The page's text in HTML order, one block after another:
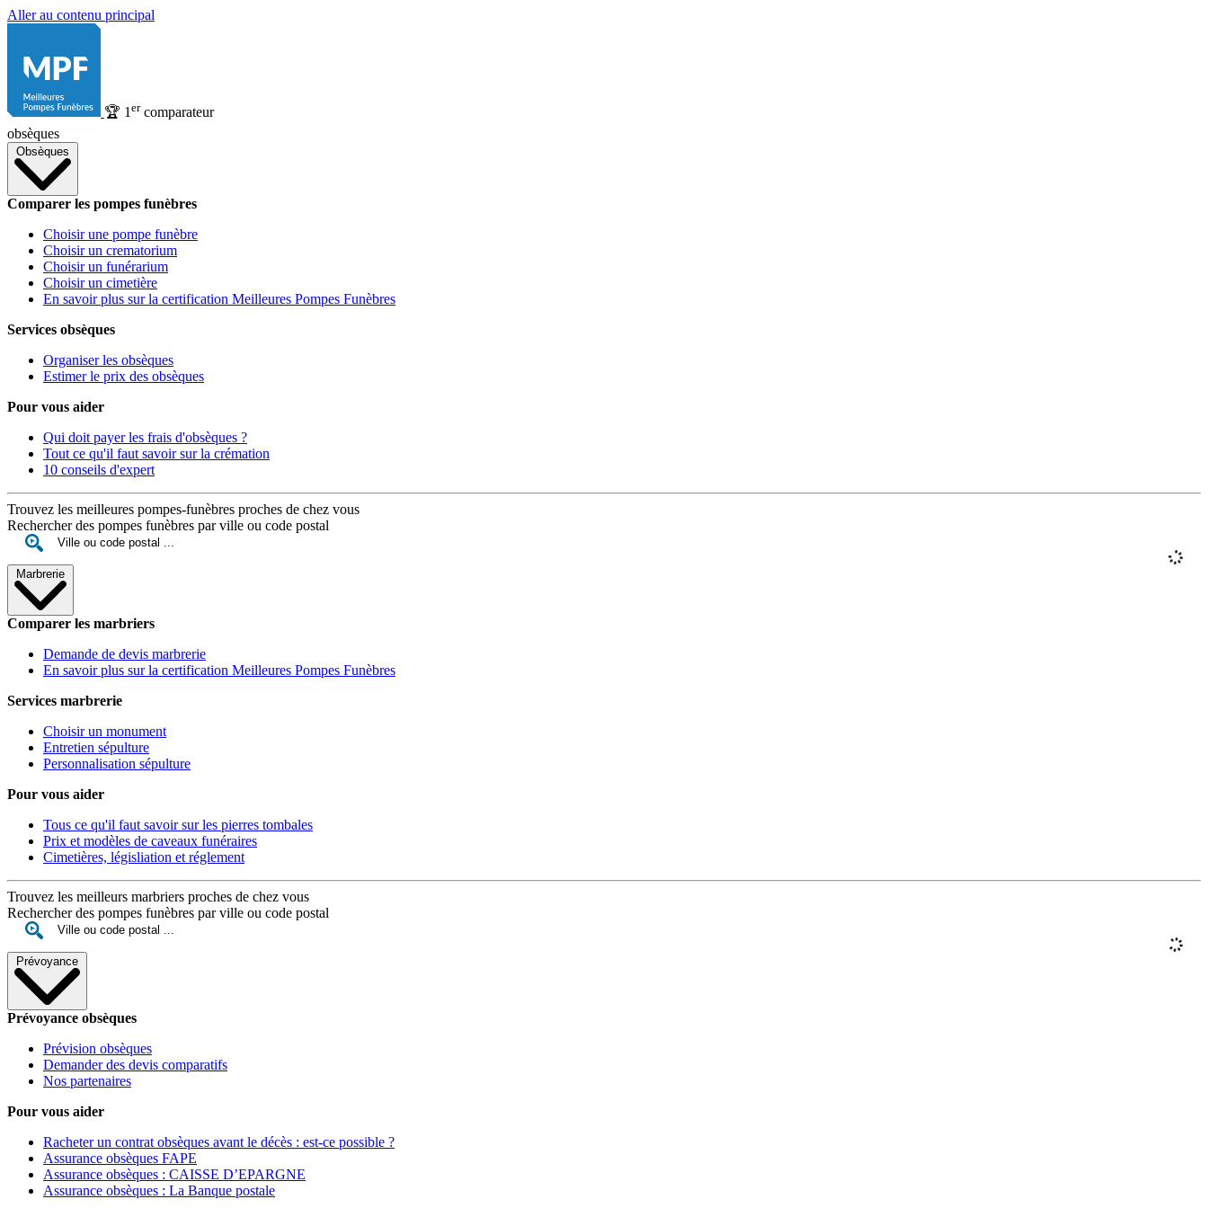
Aller au contenu principal
🏆 1 ercomparateur
obsèques
Obsèques
Comparer les pompes funèbres
Choisir une pompe funèbre
Choisir un crematorium
Choisir un funérarium
Choisir un cimetière
En savoir plus sur la certification Meilleures Pompes Funèbres
Services obsèques
Organiser les obsèques
Estimer le prix des obsèques
Pour vous aider
Qui doit payer les frais d'obsèques ?
Tout ce qu'il faut savoir sur la crémation
10 conseils d'expert
Trouvez les meilleures pompes-funèbres proches de chez vous
Rechercher des pompes funèbres par ville ou code postal
Marbrerie
Comparer les marbriers
Demande de devis marbrerie
En savoir plus sur la certification Meilleures Pompes Funèbres
Services marbrerie
Choisir un monument
Entretien sépulture
Personnalisation sépulture
Pour vous aider
Tous ce qu'il faut savoir sur les pierres tombales
Prix et modèles de caveaux funéraires
Cimetières, législiation et réglement
Trouvez les meilleurs marbriers proches de chez vous
Rechercher des pompes funèbres par ville ou code postal
Prévoyance
Prévoyance obsèques
Prévision obsèques
Demander des devis comparatifs
Nos partenaires
Pour vous aider
Racheter un contrat obsèques avant le décès : est-ce possible ?
Assurance obsèques FAPE
Assurance obsèques : CAISSE D’EPARGNE
Assurance obsèques : La Banque postale